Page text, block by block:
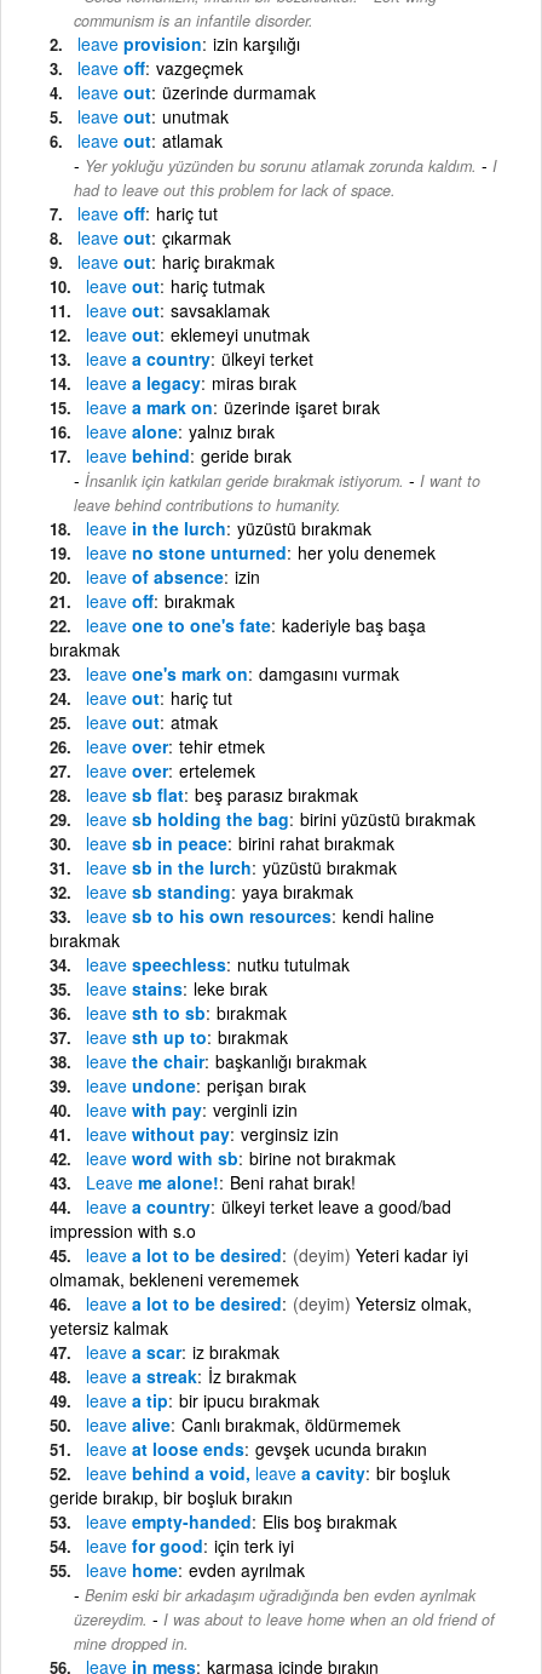
communism is an infantile disorder.
leave provision izin karşılığı
leave off vazgeçmek
leave out üzerinde durmamak
leave out unutmak
leave out atlamak
Yer yokluğu yüzünden bu sorunu atlamak zorunda kaldım. - I
had to leave out this problem for lack of space.
leave off hariç tut
leave out çıkarmak
leave out hariç bırakmak
leave out hariç tutmak
leave out savsaklamak
leave out eklemeyi unutmak
leave a country ülkeyi terket
leave a legacy miras bırak
leave a mark on üzerinde işaret bırak
leave alone yalnız bırak
leave behind geride bırak
İnsanlık için katkıları geride bırakmak istiyorum. - I want to
leave behind contributions to humanity.
leave in the lurch yüzüstü bırakmak
leave no stone unturned her yolu denemek
leave of absence izin
leave off bırakmak
leave one to one's fate kaderiyle baş başa
bırakmak
leave one's mark on damgasını vurmak
leave out hariç tut
leave out atmak
leave over tehir etmek
leave over ertelemek
leave sb flat beş parasız bırakmak
leave sb holding the bag birini yüzüstü bırakmak
leave sb in peace birini rahat bırakmak
leave sb in the lurch yüzüstü bırakmak
leave sb standing yaya bırakmak
leave sb to his own resources kendi haline
bırakmak
leave speechless nutku tutulmak
leave stains leke bırak
leave sth to sb bırakmak
leave sth up to bırakmak
leave the chair başkanlığı bırakmak
leave undone perişan bırak
leave with pay verginli izin
leave without pay verginsiz izin
leave word with sb birine not bırakmak
Leave me alone! Beni rahat bırak!
leave a country ülkeyi terket leave a good/bad
impression with s.o
leave a lot to be desired (deyim) Yeteri kadar iyi
olmamak, bekleneni verememek
leave a lot to be desired (deyim) Yetersiz olmak,
yetersiz kalmak
leave a scar iz bırakmak
leave a streak İz bırakmak
leave a tip bir ipucu bırakmak
leave alive Canlı bırakmak, öldürmemek
leave at loose ends gevşek ucunda bırakın
leave behind a void, leave a cavity bir boşluk
geride bırakıp, bir boşluk bırakın
leave empty-handed Elis boş bırakmak
leave for good için terk iyi
leave home evden ayrılmak
Benim eski bir arkadaşım uğradığında ben evden ayrılmak
üzereydim. - I was about to leave home when an old friend of
mine dropped in.
leave in mess karmaşa içinde bırakın